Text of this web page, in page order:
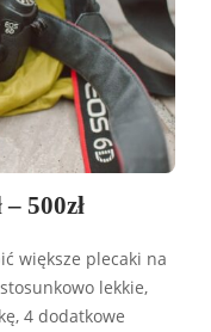
500zł
większe plecaki na
lekkie,
4 dodatkowe